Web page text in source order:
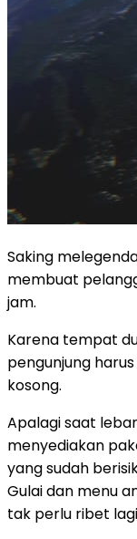
Saking
membuat
jam.
Karena tempat
pengunjung
kosong.
Apalagi saat
menyediakan
yang sudah
Gulai dan menu
tak perlu ribet